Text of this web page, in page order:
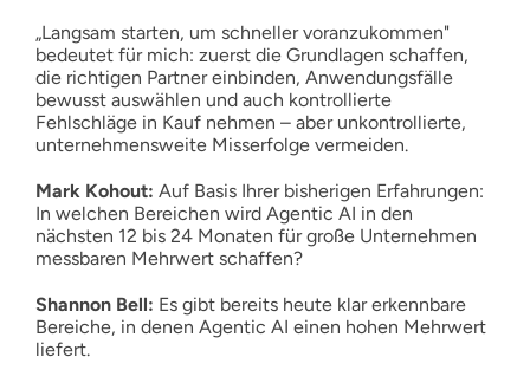
„Langsam starten, um schneller voranzukommen"
bedeutet für mich: zuerst die Grundlagen schaffen,
die richtigen Partner einbinden, Anwendungsfälle
bewusst auswählen und auch kontrollierte
Fehlschläge in Kauf nehmen – aber unkontrollierte,
unternehmensweite Misserfolge vermeiden.
Mark Kohout: Auf Basis Ihrer bisherigen Erfahrungen:
In welchen Bereichen wird Agentic AI in den
nächsten 12 bis 24 Monaten für große Unternehmen
messbaren Mehrwert schaffen?
Shannon Bell: Es gibt bereits heute klar erkennbare
Bereiche, in denen Agentic AI einen hohen Mehrwert
liefert.